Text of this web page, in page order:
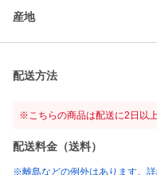
産地
配送方法
※こちらの商品は配送に2日以
配送料金（送料）
※離島などの例外はあります。詳